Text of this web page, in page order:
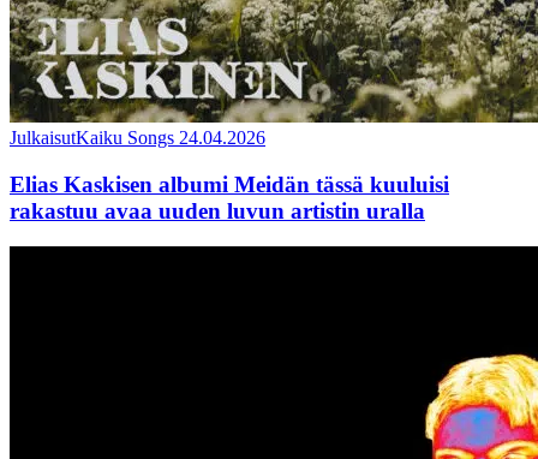
JulkaisutKaiku Songs 24.04.2026
Elias Kaskisen albumi Meidän tässä kuuluisi
rakastuu avaa uuden luvun artistin uralla